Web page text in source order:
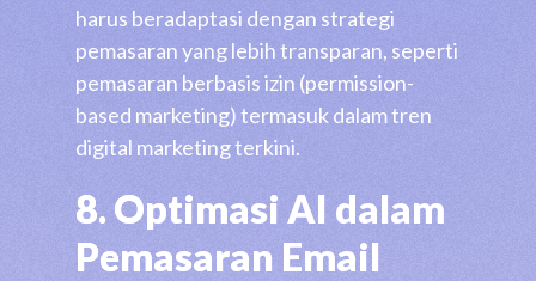
harus beradaptasi dengan strategi
pemasaran yang lebih transparan, seperti
pemasaran berbasis izin (permission-
based marketing) termasuk dalam tren
digital marketing terkini.
8. Optimasi AI dalam
Pemasaran Email